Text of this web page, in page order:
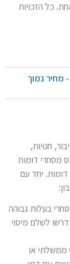
כל הזכויות
מחיר נמוך
חנויות,
מסחרי דומות
יחד עם
בעלות גבוהה
לשלם מיסוי
ממשלתי או